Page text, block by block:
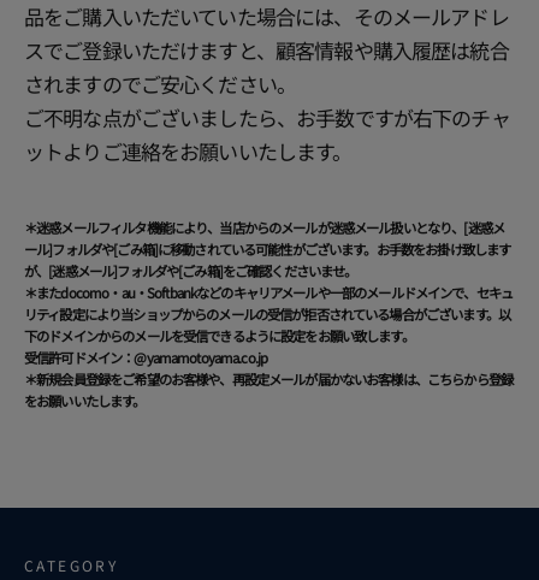
品をご購入いただいていた場合には、そのメールアドレ
スでご登録いただけますと、顧客情報や購入履歴は統合
されますのでご安心ください。
ご不明な点がございましたら、お手数ですが右下のチャ
ットよりご連絡をお願いいたします。
＊迷惑メールフィルタ機能により、当店からのメールが迷惑メール扱いとなり、[迷惑メ
ール]フォルダや[ごみ箱]に移動されている可能性がございます。お手数をお掛け致します
が、[迷惑メール]フォルダや[ごみ箱]をご確認くださいませ。
＊またdocomo・au・Softbankなどのキャリアメールや一部のメールドメインで、セキュ
リティ設定により当ショップからのメールの受信が拒否されている場合がございます。以
下のドメインからのメールを受信できるように設定をお願い致します。
受信許可ドメイン：@yamamotoyama.co.jp
＊新規会員登録をご希望のお客様や、再設定メールが届かないお客様は、 こちらから登録
をお願いいたします。
CATEGORY